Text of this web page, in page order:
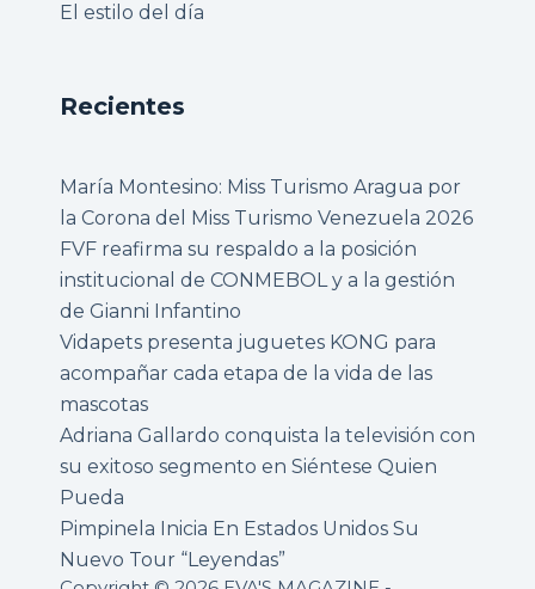
El estilo del día
Recientes
María Montesino: Miss Turismo Aragua por
la Corona del Miss Turismo Venezuela 2026
FVF reafirma su respaldo a la posición
institucional de CONMEBOL y a la gestión
de Gianni Infantino
Vidapets presenta juguetes KONG para
acompañar cada etapa de la vida de las
mascotas
Adriana Gallardo conquista la televisión con
su exitoso segmento en Siéntese Quien
Pueda
Pimpinela Inicia En Estados Unidos Su
Nuevo Tour “Leyendas”